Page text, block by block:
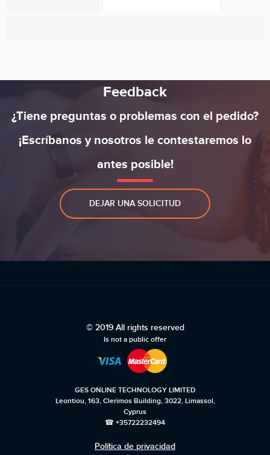
Feedback
¿Tiene preguntas o problemas con el pedido?
¡Escríbanos y nosotros le contestaremos lo
antes posible!
DEJAR UNA SOLICITUD
© 2019 All rights reserved
Is not a public offer
GES ONLINE TECHNOLOGY LIMITED
Leontiou, 163, Clerimos Building, 3022, Limassol,
Cyprus
☎ +35722232494
Política de privacidad